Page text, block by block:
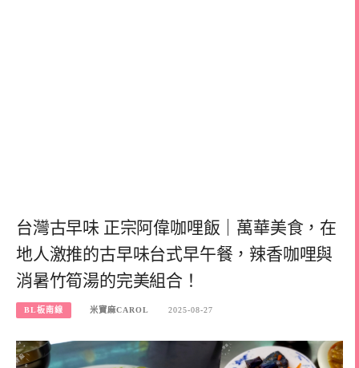
台灣古早味 正宗阿偉咖哩飯｜萬華美食，在
地人激推的古早味台式早午餐，辣香咖哩與
消暑竹筍湯的完美組合！
BL板南線 米寶麻CAROL 2025-08-27